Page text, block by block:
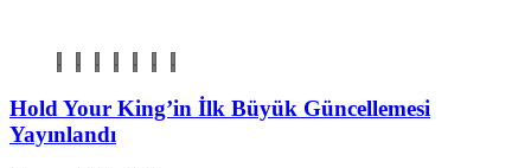
Hold Your King’in İlk Büyük Güncellemesi
Yayınlandı